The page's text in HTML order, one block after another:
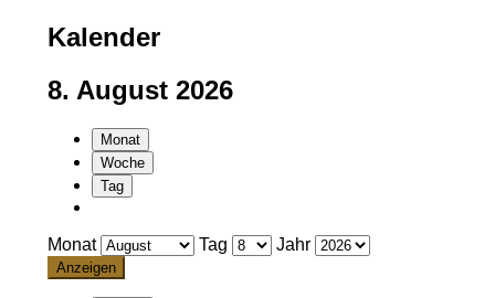
Kalender
8. August 2026
Monat
Woche
Tag
Monat Tag Jahr